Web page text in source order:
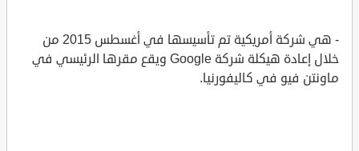
- هي شركة أمريكية تم تأسيسها في أغسطس 2015 من
خلال إعادة هيكلة شركة Google ويقع مقرها الرئيسي في
ماونتن فيو في كاليفورنيا.